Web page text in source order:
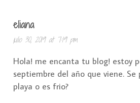
eliana
julio 30, 2019 at 7:19 pm
Hola! me encanta tu blog! estoy
septiembre del año que viene.
playa o es frio?